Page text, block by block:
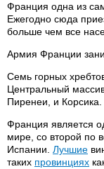
Франция одна из
Ежегодно сюда
больше чем все
Армия Франции
Семь горных
Центральный
Пиренеи, и Корсика.
Франция является
мире, со второй по
Испании. Лучшие
таких провинциях